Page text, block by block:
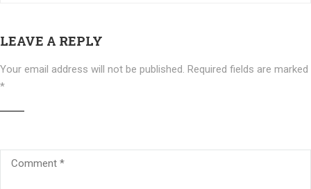
LEAVE A REPLY
Your email address will not be published. Required fields are marked
*